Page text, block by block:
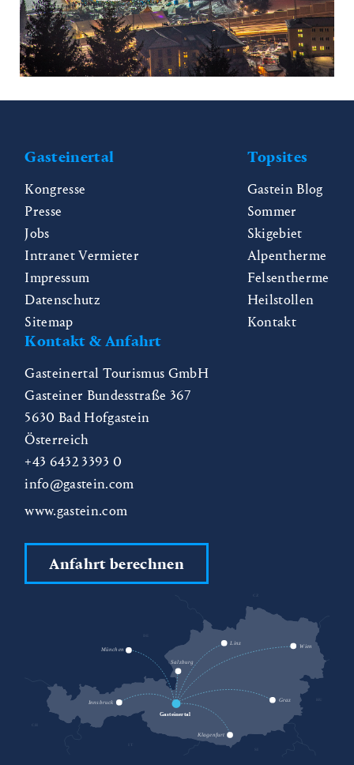
Gasteinertal
Kongresse
Presse
Jobs
Intranet Vermieter
Impressum
Datenschutz
Sitemap
Topsites
Gastein Blog
Sommer
Skigebiet
Alpentherme
Felsentherme
Heilstollen
Kontakt
Kontakt & Anfahrt
Gasteinertal Tourismus GmbH
Gasteiner Bundesstraße 367
5630 Bad Hofgastein
Österreich
+43 6432 3393 0
info@gastein.com
www.gastein.com
Anfahrt berechnen
München
Innsbruck
Klagenfurt
Graz
Wien
Linz
Gasteinertal
Salzburg
CZ